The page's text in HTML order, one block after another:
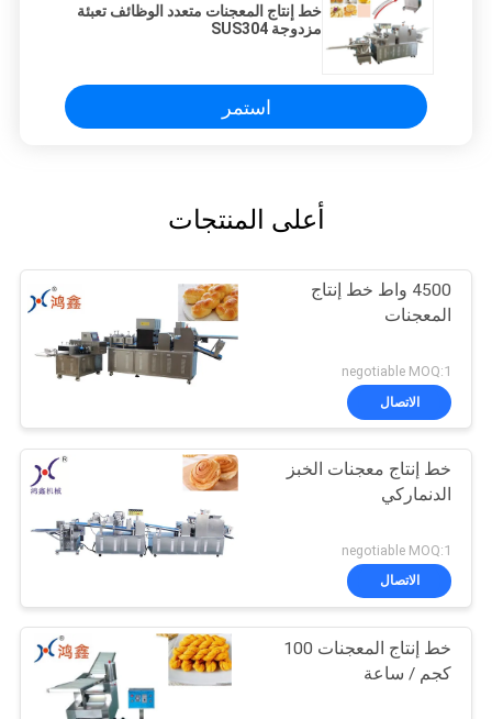
خط إنتاج المعجنات متعدد الوظائف تعبئة
مزدوجة SUS304
استمر
أعلى المنتجات
4500 واط خط إنتاج
المعجنات
negotiable MOQ:1
الاتصال
خط إنتاج معجنات الخبز
الدنماركي
negotiable MOQ:1
الاتصال
خط إنتاج المعجنات 100
كجم / ساعة